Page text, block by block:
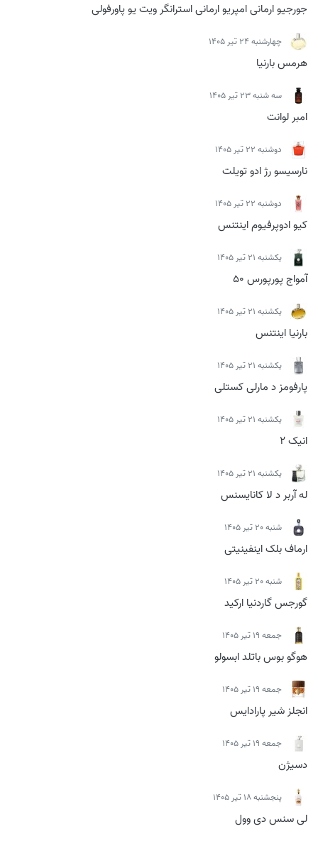
جورجیو ارمانی امپریو ارمانی استرانگر ویت یو پاورفولی
چهارشنبه 24 تیر 1405
هرمس بارنیا
سه شنبه 23 تیر 1405
امبر لوانت
دوشنبه 22 تیر 1405
نارسیسو رژ ادو تویلت
دوشنبه 22 تیر 1405
کیو ادوپرفیوم اینتنس
يكشنبه 21 تیر 1405
آمواج پورپورس 50
يكشنبه 21 تیر 1405
بارنیا اینتنس
يكشنبه 21 تیر 1405
پارفومز د مارلی کستلی
يكشنبه 21 تیر 1405
انیک 2
يكشنبه 21 تیر 1405
له آربر د لا کانایسنس
شنبه 20 تیر 1405
ارماف بلک اینفینیتی
شنبه 20 تیر 1405
گورجس گاردنیا ارکید
جمعه 19 تیر 1405
هوگو بوس باتلد ابسولو
جمعه 19 تیر 1405
انجلز شیر پارادایس
جمعه 19 تیر 1405
دسیژن
پنجشنبه 18 تیر 1405
لی سنس دی وول